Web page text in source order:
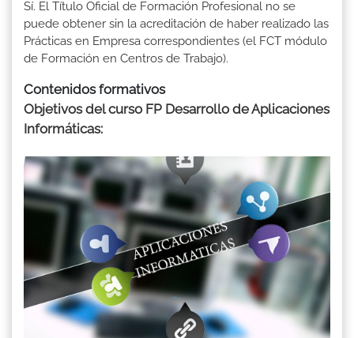
Sí. El Título Oficial de Formación Profesional no se
puede obtener sin la acreditación de haber realizado las
Prácticas en Empresa correspondientes (el FCT módulo
de Formación en Centros de Trabajo).
Contenidos formativos
Objetivos del curso FP Desarrollo de Aplicaciones
Informáticas: